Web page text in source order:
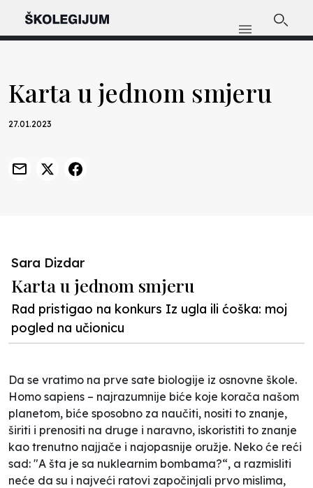
Karta u jednom smjeru
27.01.2023
Sara Dizdar
Karta u jednom smjeru
Rad pristigao na konkurs Iz ugla ili ćoška: moj
pogled na učionicu
Da se vratimo na prve sate biologije iz osnovne škole.
Homo sapiens – najrazumnije biće koje korača našom
planetom, biće sposobno za naučiti, nositi to znanje,
širiti i prenositi na druge i naravno, iskoristiti to znanje
kao trenutno najjače i najopasnije oružje. Neko će reći
sad: "A šta je sa nuklearnim bombama?“, a razmisliti
neće da su i najveći ratovi započinjali prvo mislima,